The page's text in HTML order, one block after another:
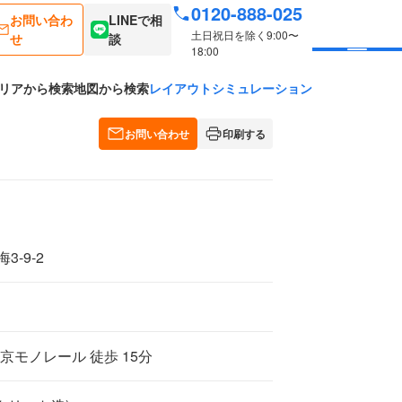
お問い合わ
せ
LINEで相
談
0120-888-025
土日祝日を除く9:00〜
18:00
アから検索地図から検索レイアウトシミュレーション
お問い合わせ 印刷する
3-9-2
モノレール 徒歩 15分